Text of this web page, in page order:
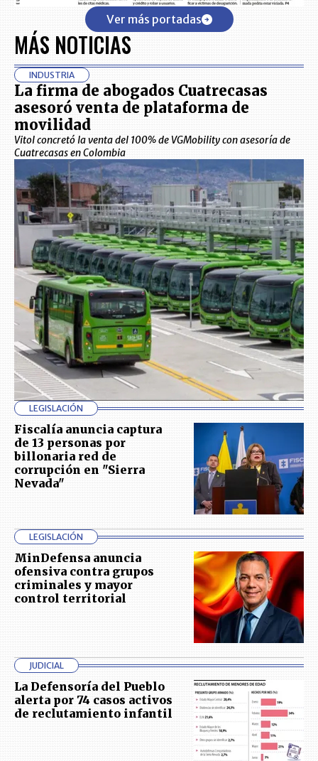
Ver más portadas
MÁS NOTICIAS
INDUSTRIA
La firma de abogados Cuatrecasas
asesoró venta de plataforma de
movilidad
Vitol concretó la venta del 100% de VGMobility con asesoría de
Cuatrecasas en Colombia
LEGISLACIÓN
Fiscalía anuncia captura
de 13 personas por
billonaria red de
corrupción en "Sierra
Nevada"
LEGISLACIÓN
MinDefensa anuncia
ofensiva contra grupos
criminales y mayor
control territorial
JUDICIAL
La Defensoría del Pueblo
alerta por 74 casos activos
de reclutamiento infantil